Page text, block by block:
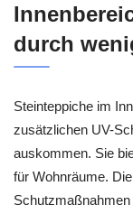
durch
Steinteppiche im
zusätzlichen UV-
auskommen. Sie
für Wohnräume.